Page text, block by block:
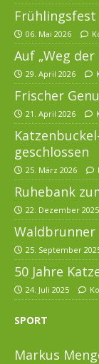
06. Mai 2026
Auf „Weg
29. April 2026
Frischer
21. April 2026
geschlossen
25. März 2026
Ruhebank
22. Dezember 2025
Waldbrunner
25. September
50 Jahre
24. Juli 2025
SPORT
Markus